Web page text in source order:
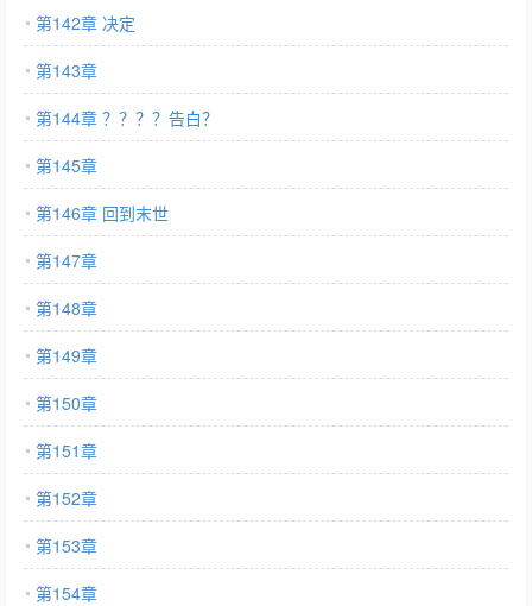
第142章 决定
第143章
第144章 ？？？？告白？
第145章
第146章 回到末世
第147章
第148章
第149章
第150章
第151章
第152章
第153章
第154章